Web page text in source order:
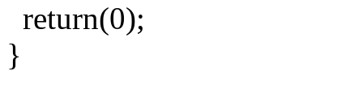
return(0);
}